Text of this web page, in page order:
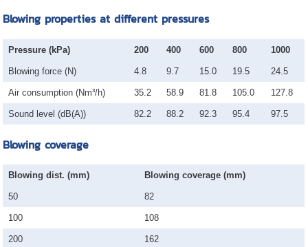
Blowing properties at different pressures
Pressure (kPa) 200 400 600 800 1000
Blowing force (N) 4.8 9.7 15.0 19.5 24.5
Air consumption (Nm³/h) 35.2 58.9 81.8 105.0 127.8
Sound level (dB(A)) 82.2 88.2 92.3 95.4 97.5
Blowing coverage
Blowing dist. (mm) Blowing coverage (mm)
50 82
100 108
200 162